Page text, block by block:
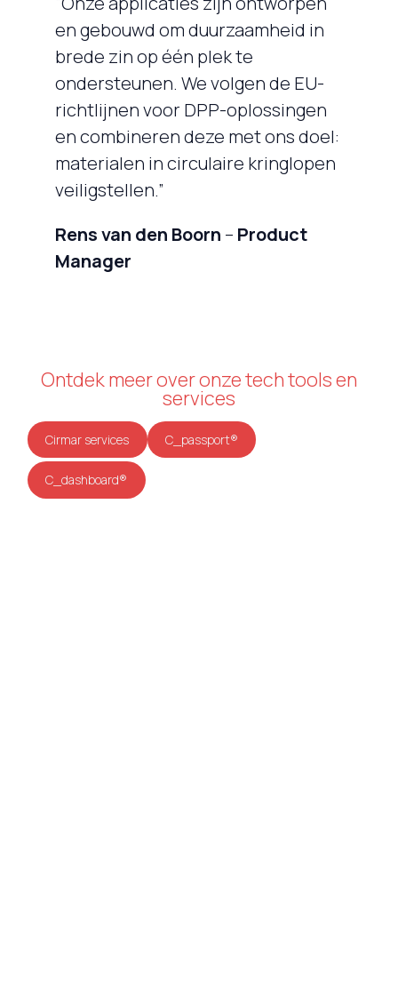
en gebouwd om duurzaamheid in
brede zin op één plek te
ondersteunen. We volgen de EU-
richtlijnen voor DPP-oplossingen
en combineren deze met ons doel:
materialen in circulaire kringlopen
veiligstellen.”
Rens van den Boorn – Product
Manager
Ontdek meer over onze tech tools en
services
Cirmar services C_passport®
C_dashboard®